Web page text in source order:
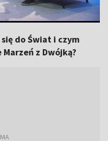
do Świat i czym
z Dwójką?